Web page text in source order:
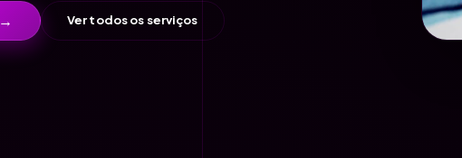
→ Ver todos os serviços